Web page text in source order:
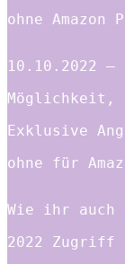
ohne
10.10.2022
Möglichkeit,
Exklusive
ohne für
Wie ihr auch
2022 Zugriff